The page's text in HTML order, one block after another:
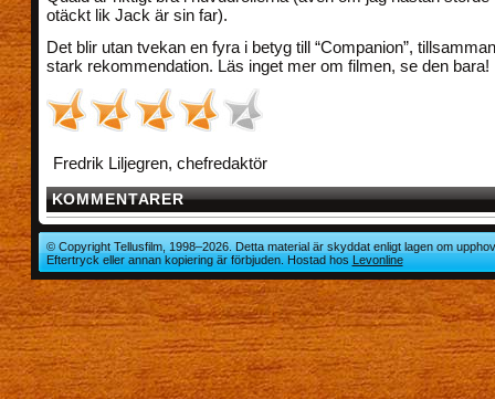
otäckt lik Jack är sin far).
Det blir utan tvekan en fyra i betyg till “Companion”,
stark rekommendation. Läs inget mer om filmen, se den bara!
Fredrik Liljegren, chefredaktör
KOMMENTARER
© Copyright Tellusfilm, 1998–2026. Detta material är skyddat enligt lagen om
Eftertryck eller annan kopiering är förbjuden. Hostad hosLevonline